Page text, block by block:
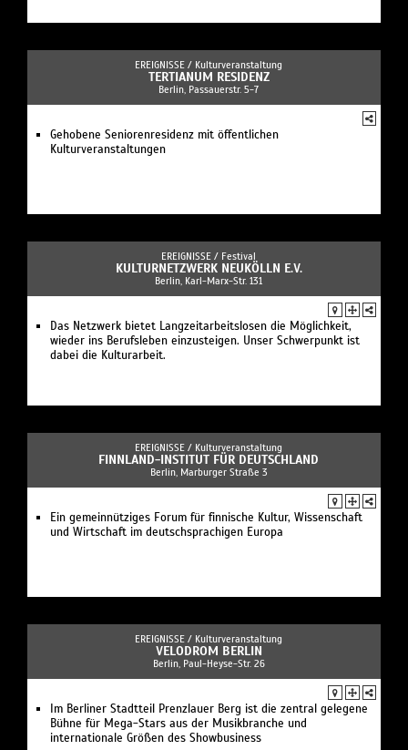
EREIGNISSE / Kulturveranstaltung
TERTIANUM RESIDENZ
Berlin, Passauerstr. 5-7
Gehobene Seniorenresidenz mit öffentlichen
Kulturveranstaltungen
EREIGNISSE / Festival
KULTURNETZWERK NEUKÖLLN E.V.
Berlin, Karl-Marx-Str. 131
Das Netzwerk bietet Langzeitarbeitslosen die Möglichkeit,
wieder ins Berufsleben einzusteigen. Unser Schwerpunkt ist
dabei die Kulturarbeit.
EREIGNISSE / Kulturveranstaltung
FINNLAND-INSTITUT FÜR DEUTSCHLAND
Berlin, Marburger Straße 3
Ein gemeinnütziges Forum für finnische Kultur, Wissenschaft
und Wirtschaft im deutschsprachigen Europa
EREIGNISSE / Kulturveranstaltung
VELODROM BERLIN
Berlin, Paul-Heyse-Str. 26
Im Berliner Stadtteil Prenzlauer Berg ist die zentral gelegene
Bühne für Mega-Stars aus der Musikbranche und
internationale Größen des Showbusiness